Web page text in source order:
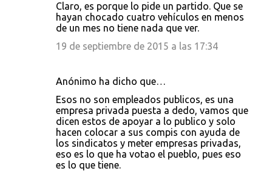
Claro, es porque lo pide un partido. Que se
hayan chocado cuatro vehículos en menos
de un mes no tiene nada que ver.
19 de septiembre de 2015 a las 17:34
Anónimo ha dicho que…
Esos no son empleados publicos, es una
empresa privada puesta a dedo, vamos que
dicen estos de apoyar a lo publico y solo
hacen colocar a sus compis con ayuda de
los sindicatos y meter empresas privadas,
eso es lo que ha votao el pueblo, pues eso
es lo que tiene.